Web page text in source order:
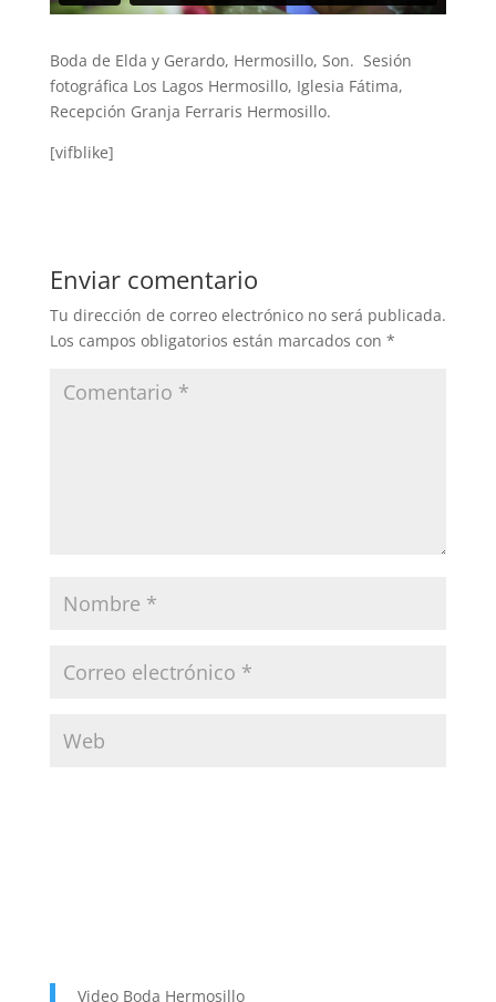
Boda de Elda y Gerardo, Hermosillo, Son. Sesión
fotográfica Los Lagos Hermosillo, Iglesia Fátima,
Recepción Granja Ferraris Hermosillo.
[vifblike]
Enviar comentario
Tu dirección de correo electrónico no será publicada.
Los campos obligatorios están marcados con *
Video Boda Hermosillo